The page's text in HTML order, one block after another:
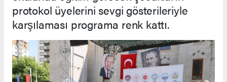
protokol üyelerini sevgi gösterileriyle
karşılaması programa renk kattı.